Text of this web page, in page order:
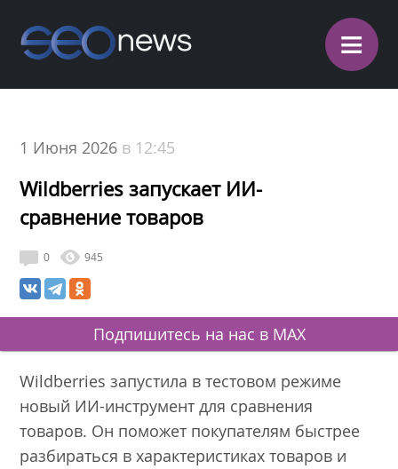
≡
1 Июня 2026 в 12:45
Wildberries запускает ИИ-
сравнение товаров
0 945
Подпишитесь на нас в MAX
Wildberries запустила в тестовом режиме
новый ИИ-инструмент для сравнения
товаров. Он поможет покупателям быстрее
разбираться в характеристиках товаров и